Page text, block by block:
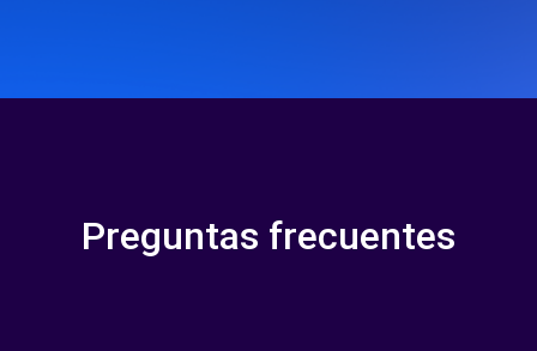
Preguntas frecuentes